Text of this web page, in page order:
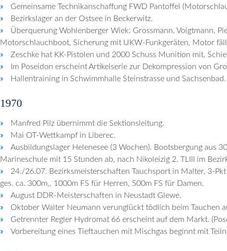
Gemeinsame Technikanschaffung FWD Pantoffel
Bezirkslager an der Ostsee in Beckerwitz.
Überquerung Wohlenberger Wiek: Grossmann, Voigtmann,
Motorschlauchboot, Sicherung mit UKW-Funkgeräten, Motor
Zeschke hat KK-Pistolen und 2000 Schuss Munition mit,
Im Poseidon erscheint Artikelserie zur Dekompression von
Hallentraining in Schwimmhalle Steinstrasse und Sachsenbad.
1970
Manfred Pilz übernimmt die Sektionsleitung.
Mai OT-Wettkampf in Liberec.
Ausbildungslager Helenesee (3 Wochen). Bootsbergung aus
Marineschule mit 15 Stunden ab, nach Nikoleizig 2. TLIII im
24./26.07. Bezirksmeisterschaften Tauchsport in Malter, 3-
ges. ca. 300m,, 1000m FS für Herren, 500m FS für Damen.
August DDR-Meisterschaften in Neustadt Glewe.
Oktober Walter Neumann verunglückt tödlich beim Tauchen
Getrennter Regler Hydromat 66 erscheint auf dem Markt.
Vorbereitung eines Tieftauchen mit Mischgas beginnt mit